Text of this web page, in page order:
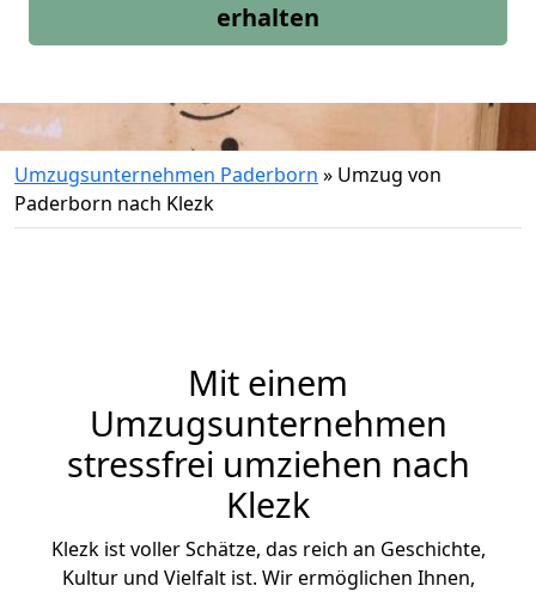
erhalten
Umzugsunternehmen Paderborn » Umzug von
Paderborn nach Klezk
Mit einem
Umzugsunternehmen
stressfrei umziehen nach
Klezk
Klezk ist voller Schätze, das reich an Geschichte,
Kultur und Vielfalt ist. Wir ermöglichen Ihnen,